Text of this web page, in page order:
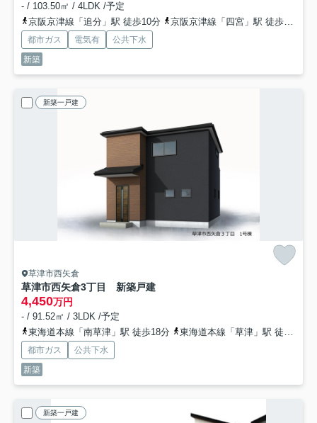
- / 103.50㎡ / 4LDK /予定
京阪京津線「追分」駅 徒歩10分
京阪京津線「四宮」駅 徒歩17分
都市ガス 電気有
公共下水
新築
新築一戸建
草津市西矢倉
草津市西矢倉3丁目 新築戸建
4,450万円
- / 91.52㎡ / 3LDK /予定
東海道本線「南草津」駅 徒歩18分
東海道本線「草津」駅 徒歩30分
都市ガス
公共下水
新築
新築一戸建